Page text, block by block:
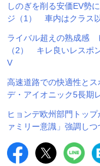
しのぎを削る安価EV勢
ジ（1） 車内はクラス
ライバル超えの熟成感
（2） キレ良いレスポ
V
高速道路での快適性と
デ・アイオニック5長期
ヒョンデ欧州部門トッ
ァミリー意識」強調し